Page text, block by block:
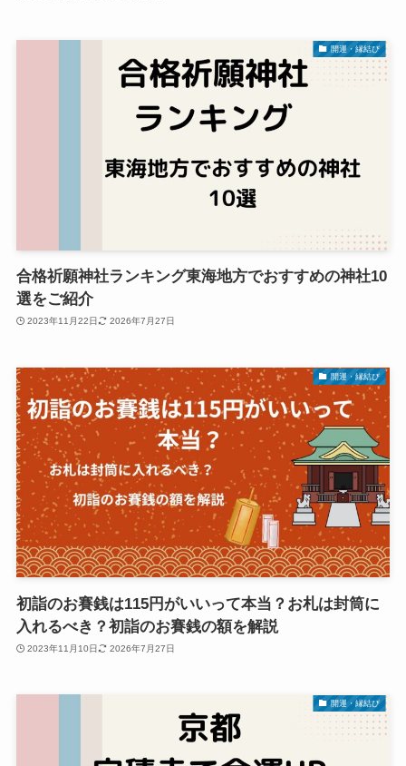
開運・縁結び
合格祈願神社ランキング東海地方でおすすめの神社10
選をご紹介
2023年11月22日 2026年7月27日
開運・縁結び
初詣のお賽銭は115円がいいって本当？お札は封筒に
入れるべき？初詣のお賽銭の額を解説
2023年11月10日 2026年7月27日
開運・縁結び